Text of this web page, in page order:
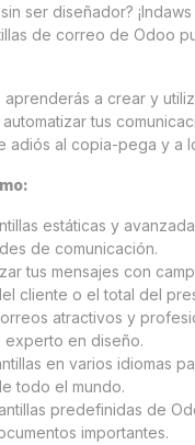
ser diseñador?
de correo de Odoo
aprenderás a crear y
tus
adiós al copia-pega y a
estáticas y
de comunicación.
tus mensajes con
cliente o el total del
atractivos y
experto en diseño.
en varios idiomas
todo el mundo.
predefinidas de
importantes.